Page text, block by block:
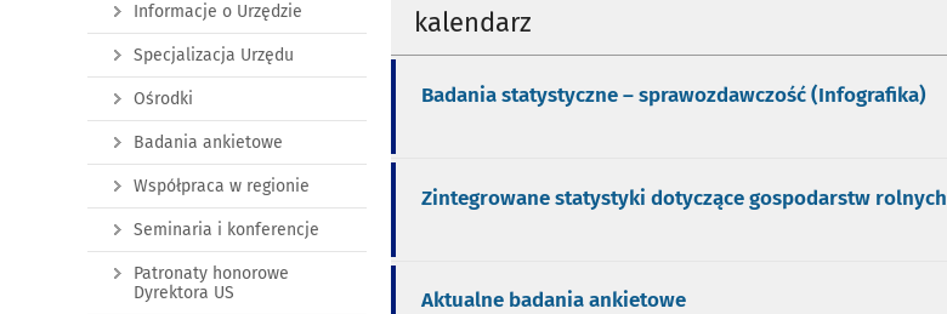
kalendarz
Badania statystyczne – sprawozdawczość (Infografika)
Zintegrowane statystyki dotyczące gospodarstw rolnych
Aktualne badania ankietowe
Informacje o Urzędzie
Specjalizacja Urzędu
Ośrodki
Badania ankietowe
Współpraca w regionie
Seminaria i konferencje
Patronaty honorowe
Dyrektora US